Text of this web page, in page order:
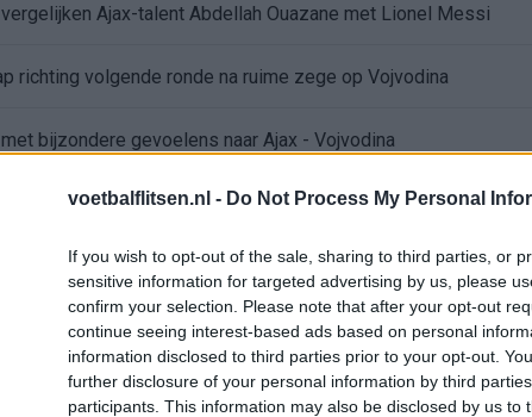
voetbalflitsen.nl - Do Not Process My Personal
If you wish to opt-out of the sale, sharing to third parties, or
sensitive information for targeted advertising by us, please
confirm your selection. Please note that after your opt-out
continue seeing interest-based ads based on personal
information disclosed to third parties prior to your opt-out.
further disclosure of your personal information by third
participants. This information may also be disclosed by us to
Ajax-talent Abdellah Ouazane met Lionel Messi
richting volgende ronde na ruime zege op Vojvodina
bijzondere gevoelens naar Ajax - Vojvodina
relatie tussen Rafael van der Vaart en Sylvie Meis door de
op het spel voor Ajax en FC Twente in Europa
Reiziger als bondscoach: "Kampioen met Jong Ajax"
alleen: Argentijn schrijft geschiedenis met rode kaart in WK-